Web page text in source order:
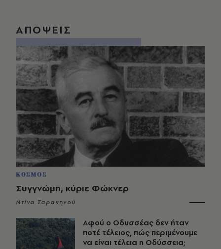
ΑΠΟΨΕΙΣ
ΚΟΣΜΟΣ
Συγγνώμη, κύριε Φώκνερ
Ντίνα Σαρακηνού
Αφού ο Οδυσσέας δεν ήταν
ποτέ τέλειος, πώς περιμένουμε
να είναι τέλεια η Οδύσσεια;